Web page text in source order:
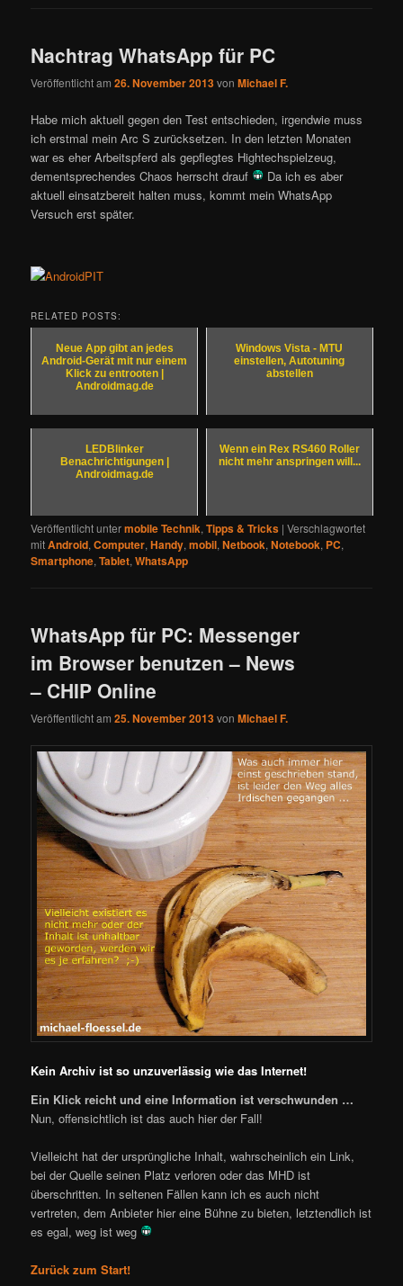
Nachtrag WhatsApp für PC
Veröffentlicht am26. November 2013vonMichael F.
Habe mich aktuell gegen den Test entschieden, irgendwie muss
ich erstmal mein Arc S zurücksetzen. In den letzten Monaten
war es eher Arbeitspferd als gepflegtes Hightechspielzeug,
dementsprechendes Chaos herrscht drauf
Da ich es aber
aktuell einsatzbereit halten muss, kommt mein WhatsApp
Versuch erst später.
RELATED POSTS:
Neue App gibt an jedes
Android-Gerät mit nur einem
Klick zu entrooten |
Androidmag.de
Windows Vista - MTU
einstellen, Autotuning
abstellen
LEDBlinker
Benachrichtigungen |
Androidmag.de
Wenn ein Rex RS460 Roller
nicht mehr anspringen will...
Veröffentlicht untermobile Technik,Tipps & Tricks |Verschlagwortet
mitAndroid,Computer,Handy,mobil,Netbook,Notebook, PC,
Smartphone,Tablet,WhatsApp
WhatsApp für PC: Messenger
im Browser benutzen – News
– CHIP Online
Veröffentlicht am25. November 2013vonMichael F.
Kein Archiv ist so unzuverlässig wie das Internet!
Ein Klick reicht und eine Information ist verschwunden …
Nun, offensichtlich ist das auch hier der Fall!
Vielleicht hat der ursprüngliche Inhalt, wahrscheinlich ein Link,
bei der Quelle seinen Platz verloren oder das MHD ist
überschritten. In seltenen Fällen kann ich es auch nicht
vertreten, dem Anbieter hier eine Bühne zu bieten, letztendlich ist
es egal, weg ist weg
Zurück zum Start!